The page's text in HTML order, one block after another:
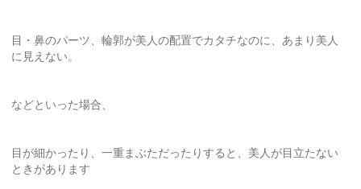
目・鼻のパーツ、輪郭が美人の配置でカタチなのに、あまり美人
に見えない。
などといった場合、
目が細かったり、一重まぶただったりすると、美人が目立たない
ときがあります